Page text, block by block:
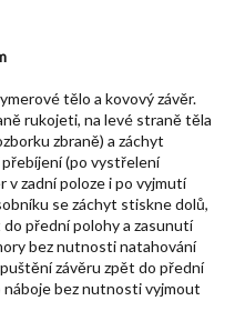
tělo a kovový závěr.
rukojeti, na levé straně těla
zbraně) a záchyt
(po vystřelení
v zadní poloze i po vyjmutí
se záchyt stiskne dolů,
přední polohy a zasunutí
bez nutnosti natahování
závěru zpět do přední
bez nutnosti vyjmout